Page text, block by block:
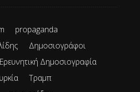
propaganda
Δημοσιογράφοι
Ερευνητική Δημοσιογραφία
Τραμπ